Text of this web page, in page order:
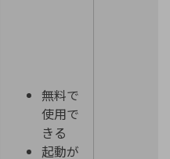
無料で
使用で
きる
起動が